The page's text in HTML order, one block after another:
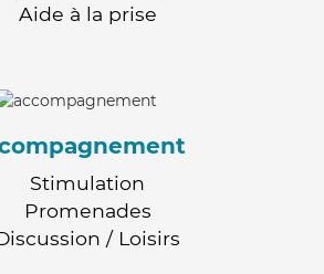
Aide à la prise
Stimulation
Promenades
/ Loisirs